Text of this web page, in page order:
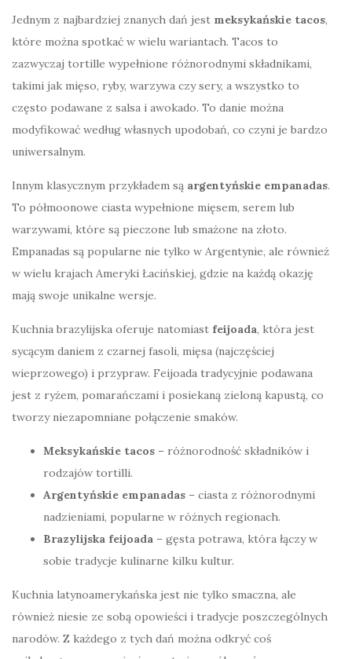
Jednym z najbardziej znanych dań jest meksykańskie tacos,
które można spotkać w wielu wariantach. Tacos to
zazwyczaj tortille wypełnione różnorodnymi składnikami,
takimi jak mięso, ryby, warzywa czy sery, a wszystko to
często podawane z salsa i awokado. To danie można
modyfikować według własnych upodobań, co czyni je bardzo
uniwersalnym.
Innym klasycznym przykładem są argentyńskie empanadas.
To półmoonowe ciasta wypełnione mięsem, serem lub
warzywami, które są pieczone lub smażone na złoto.
Empanadas są popularne nie tylko w Argentynie, ale również
w wielu krajach Ameryki Łacińskiej, gdzie na każdą okazję
mają swoje unikalne wersje.
Kuchnia brazylijska oferuje natomiast feijoada, która jest
sycącym daniem z czarnej fasoli, mięsa (najczęściej
wieprzowego) i przypraw. Feijoada tradycyjnie podawana
jest z ryżem, pomarańczami i posiekaną zieloną kapustą, co
tworzy niezapomniane połączenie smaków.
Meksykańskie tacos – różnorodność składników i
rodzajów tortilli.
Argentyńskie empanadas – ciasta z różnorodnymi
nadzieniami, popularne w różnych regionach.
Brazylijska feijoada – gęsta potrawa, która łączy w
sobie tradycje kulinarne kilku kultur.
Kuchnia latynoamerykańska jest nie tylko smaczna, ale
również niesie ze sobą opowieści i tradycje poszczególnych
narodów. Z każdego z tych dań można odkryć coś